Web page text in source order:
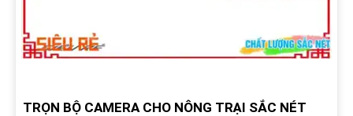
TRỌN BỘ CAMERA CHO NÔNG TRẠI SẮC NÉT